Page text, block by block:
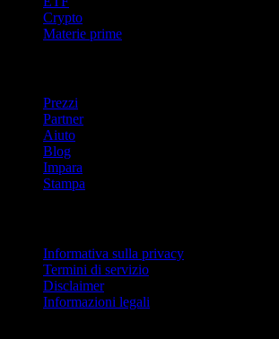
Crypto
Materie prime
Prezzi
Partner
Aiuto
Blog
Impara
Stampa
Informativa sulla privacy
Termini di servizio
Disclaimer
Informazioni legali